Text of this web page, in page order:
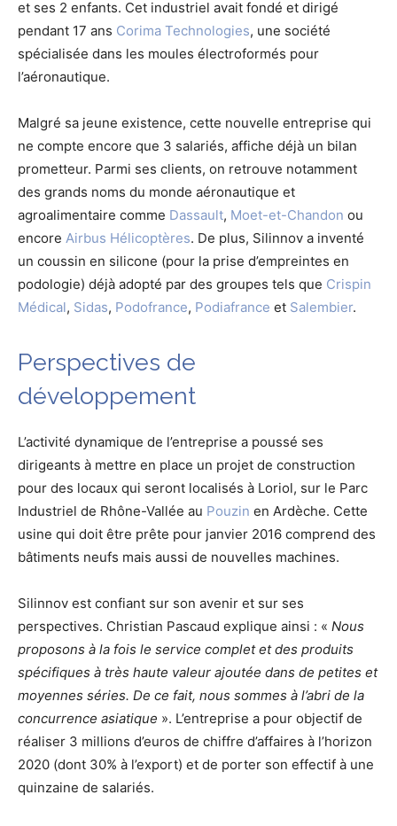
et ses 2 enfants. Cet industriel avait fondé et dirigé
pendant 17 ans Corima Technologies, une société
spécialisée dans les moules électroformés pour
l’aéronautique.
Malgré sa jeune existence, cette nouvelle entreprise qui
ne compte encore que 3 salariés, affiche déjà un bilan
prometteur. Parmi ses clients, on retrouve notamment
des grands noms du monde aéronautique et
agroalimentaire comme Dassault, Moet-et-Chandon ou
encore Airbus Hélicoptères. De plus, Silinnov a inventé
un coussin en silicone (pour la prise d’empreintes en
podologie) déjà adopté par des groupes tels que Crispin
Médical, Sidas, Podofrance, Podiafrance et Salembier.
Perspectives de
développement
L’activité dynamique de l’entreprise a poussé ses
dirigeants à mettre en place un projet de construction
pour des locaux qui seront localisés à Loriol, sur le Parc
Industriel de Rhône-Vallée au Pouzin en Ardèche. Cette
usine qui doit être prête pour janvier 2016 comprend des
bâtiments neufs mais aussi de nouvelles machines.
Silinnov est confiant sur son avenir et sur ses
perspectives. Christian Pascaud explique ainsi : « Nous
proposons à la fois le service complet et des produits
spécifiques à très haute valeur ajoutée dans de petites et
moyennes séries. De ce fait, nous sommes à l’abri de la
concurrence asiatique ». L’entreprise a pour objectif de
réaliser 3 millions d’euros de chiffre d’affaires à l’horizon
2020 (dont 30% à l’export) et de porter son effectif à une
quinzaine de salariés.